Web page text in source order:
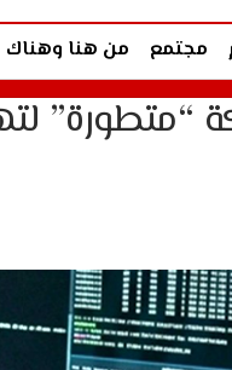
مجتمع من هنا وهناك
“متطورة”